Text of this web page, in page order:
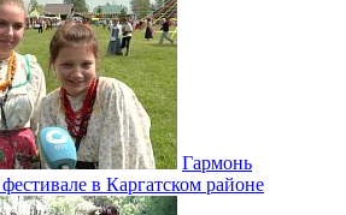
Гармонь
в Каргатском районе